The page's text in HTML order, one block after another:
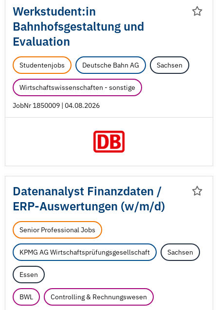
Werkstudent:in
Bahnhofsgestaltung und
Evaluation
Studentenjobs Deutsche Bahn AG Sachsen
Wirtschaftswissenschaften - sonstige
JobNr 1850009 | 04.08.2026
Datenanalyst Finanzdaten /
ERP-Auswertungen (w/m/d)
Senior Professional Jobs
KPMG AG Wirtschaftsprüfungsgesellschaft Sachsen
Essen
BWL Controlling & Rechnungswesen